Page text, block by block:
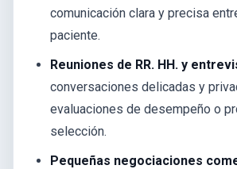
comunicación clara y precisa
paciente.
Reuniones de RR. HH. y
conversaciones delicadas y
evaluaciones de desempeño o
selección.
Pequeñas negociaciones